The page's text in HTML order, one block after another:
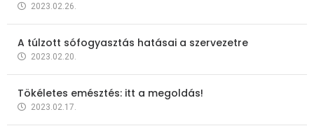
2023.02.26.
A túlzott sófogyasztás hatásai a szervezetre
2023.02.20.
Tökéletes emésztés: itt a megoldás!
2023.02.17.